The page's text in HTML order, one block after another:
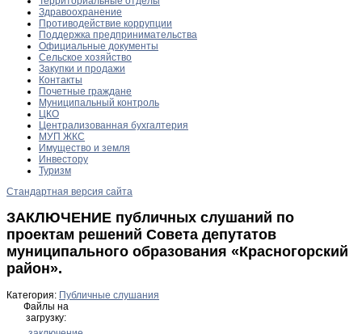
Здравоохранение
Противодействие коррупции
Поддержка предпринимательства
Официальные документы
Сельское хозяйство
Закупки и продажи
Контакты
Почетные граждане
Муниципальный контроль
ЦКО
Централизованная бухгалтерия
МУП ЖКС
Имущество и земля
Инвестору
Туризм
Стандартная версия сайта
ЗАКЛЮЧЕНИЕ публичных слушаний по
проектам решений Совета депутатов
муниципального образования «Красногорский
район».
Категория: Публичные слушания
Файлы на
загрузку: